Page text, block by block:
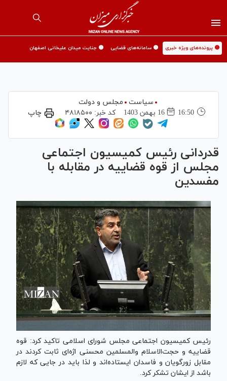
🟡 پرونده‌های ویژه خبری 🟡 سامانه‌های قضایی 🟡 جنایت میدان علیخانی اصفهان
سیاست
مجلس و دولت
16:50
16 بهمن 1403 کد خبر: ۴۸۱۸۵۰۰ چاپ
قدردانی رئیس کمیسیون اجتماعی
مجلس از قوه قضاییه در مقابله با
مفسدین
رئیس کمیسیون اجتماعی مجلس شورای اسلامی تاکید کرد: قوه
قضاییه و حجت‌الاسلام والمسلمین محسنی اژه‌ای ثابت کردند در
مقابل زورگویان و فاسدان ایستاده‌اند و لذا باید در جایی که لازم
باشد از ایشان تشکر کرد.